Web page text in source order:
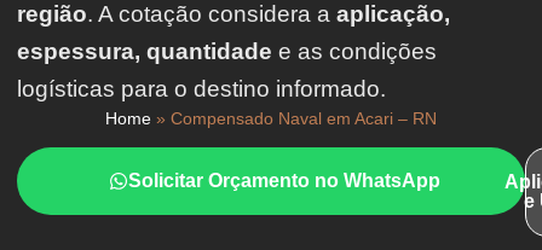
região. A cotação considera a aplicação,
espessura, quantidade e as condições
logísticas para o destino informado.
Home » Compensado Naval em Acari – RN
Solicitar Orçamento no WhatsApp
e